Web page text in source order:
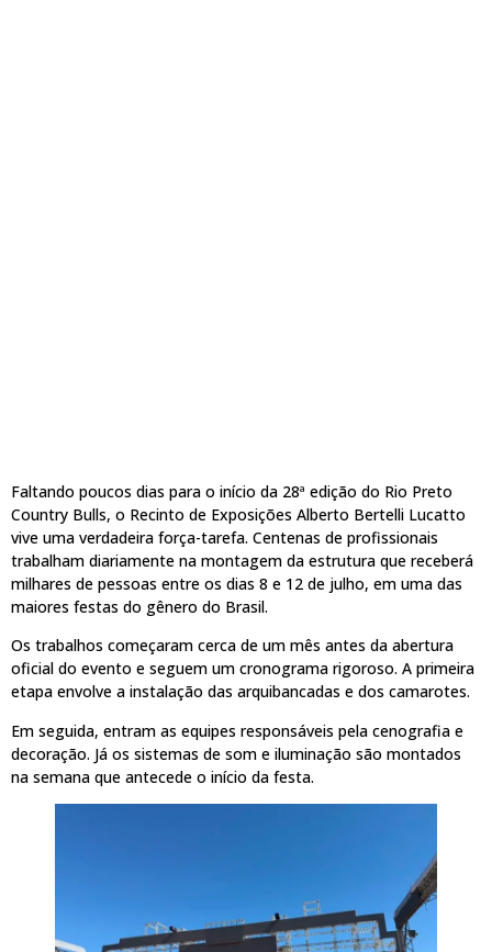
Faltando poucos dias para o início da 28ª edição do Rio Preto
Country Bulls, o Recinto de Exposições Alberto Bertelli Lucatto
vive uma verdadeira força-tarefa. Centenas de profissionais
trabalham diariamente na montagem da estrutura que receberá
milhares de pessoas entre os dias 8 e 12 de julho, em uma das
maiores festas do gênero do Brasil.
Os trabalhos começaram cerca de um mês antes da abertura
oficial do evento e seguem um cronograma rigoroso. A primeira
etapa envolve a instalação das arquibancadas e dos camarotes.
Em seguida, entram as equipes responsáveis pela cenografia e
decoração. Já os sistemas de som e iluminação são montados
na semana que antecede o início da festa.